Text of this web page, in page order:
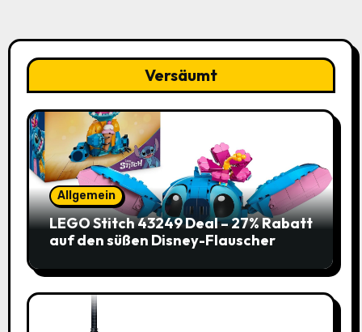
Versäumt
Allgemein
LEGO Stitch 43249 Deal – 27% Rabatt
auf den süßen Disney-Flauscher